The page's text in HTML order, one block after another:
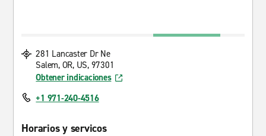
281 Lancaster Dr Ne
Salem, OR, US, 97301
Obtener indicaciones
+1 971-240-4516
Horarios y servicos